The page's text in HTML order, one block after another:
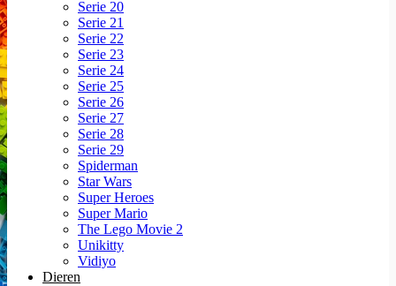
Serie 20
Serie 21
Serie 22
Serie 23
Serie 24
Serie 25
Serie 26
Serie 27
Serie 28
Serie 29
Spiderman
Star Wars
Super Heroes
Super Mario
The Lego Movie 2
Unikitty
Vidiyo
Dieren